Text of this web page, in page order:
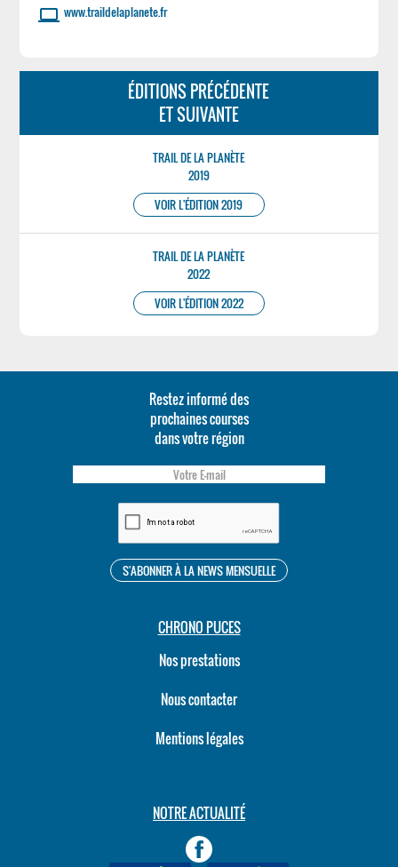
laptop www.traildelaplanete.fr
ÉDITIONS PRÉCÉDENTE
ET SUIVANTE
TRAIL DE LA PLANÈTE
2019
VOIR L'ÉDITION 2019
TRAIL DE LA PLANÈTE
2022
VOIR L'ÉDITION 2022
Restez informé des
prochaines courses
dans votre région
CHRONO PUCES
Nos prestations
Nous contacter
Mentions légales
NOTRE ACTUALITÉ